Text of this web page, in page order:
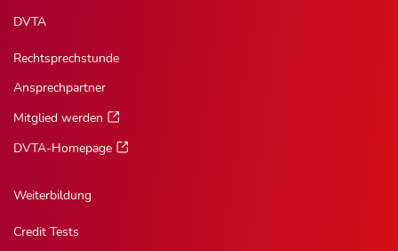
DVTA
Rechtsprechstunde
Ansprechpartner
Mitglied werden
DVTA-Homepage
Weiterbildung
Credit Tests